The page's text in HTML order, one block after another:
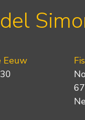
Eeuw